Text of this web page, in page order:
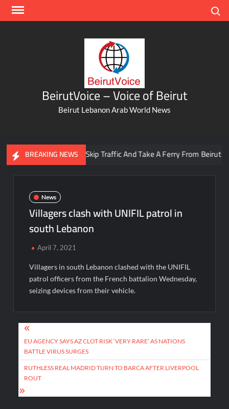
Skip
BeirutVoice – Voice of Beirut
Beirut Lebanon Arab World News
BREAKING NEWS
You Can Now Skip Traffic And Take A Ferry From Beirut To
News
Villagers clash with UNIFIL patrol in
south Lebanon
April 7, 2021
Villagers in south Lebanon clashed with the UNIFIL
patrol officers from the French battalion Wednesday,
seizing devices from their vehicle.
Post
navigation
EU AGENCY SAYS AZ CLOT RISK ‘VERY RARE’ AS NATIONS
BATTLE VIRUS SURGES
RUTHLESS REAL MADRID TURN TO BARCA AFTER LIVERPOOL
ROUT